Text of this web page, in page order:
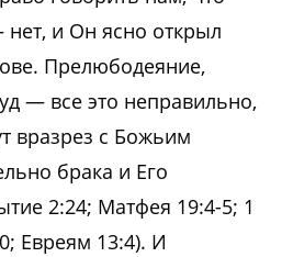
и Он ясно открыл
Прелюбодеяние,
— все это неправильно,
вразрез с Божьим
брака и Его
2:24; Матфея 19:4-5; 1
Евреям 13:4). И